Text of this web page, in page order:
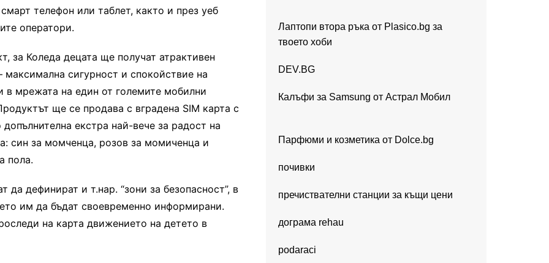
телефон или таблет, както и през уеб
оператори.
за Коледа децата ще получат атрактивен
сигурност и спокойствие на
мрежата на един от големите мобилни
ще се продава с вградена SIM карта с
екстра най-вече за радост на
син за момченца, розов за момиченца и
пола.
дефинират и т.нар. “зони за безопасност”, в
им да бъдат своевременно информирани.
на карта движението на детето в
Лаптопи втора ръка от Plasico.bg за
твоето хоби
DEV.BG
Калъфи за Samsung от Астрал Мобил
Парфюми и козметика от Dolce.bg
почивки
пречиствателни станции за къщи цени
дограма rehau
podaraci